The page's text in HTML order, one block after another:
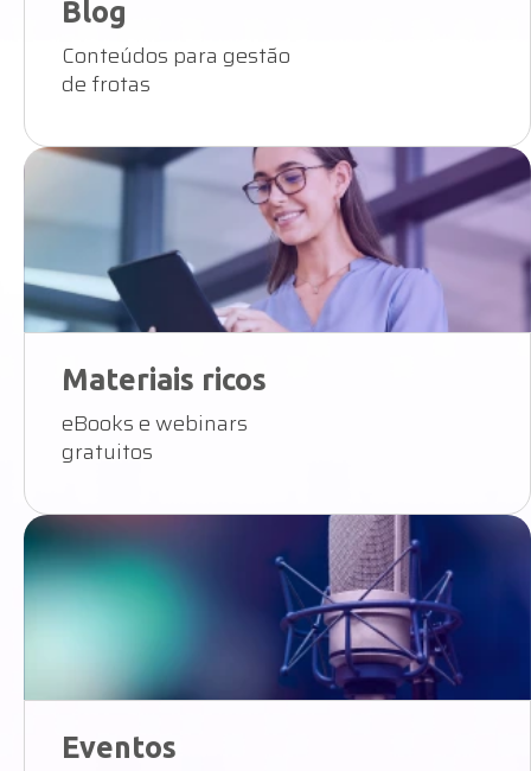
Blog
Conteúdos para gestão
de frotas
Materiais ricos
eBooks e webinars
gratuitos
Eventos